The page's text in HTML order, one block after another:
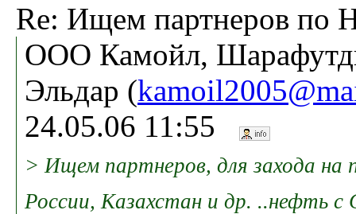
Re: Ищем партнеров по
ООО Камойл,
Эльдар (
24.05.06 11:55
> Ищем партнеров, для захода на
России, Казахстан и др. ..нефть с